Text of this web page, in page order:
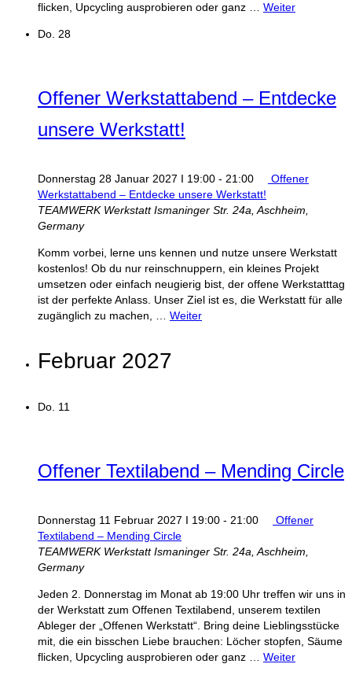
flicken, Upcycling ausprobieren oder ganz … Weiter
Do. 28
Offener Werkstattabend – Entdecke
unsere Werkstatt!
Donnerstag 28 Januar 2027 I 19:00 - 21:00
Offener
Werkstattabend – Entdecke unsere Werkstatt!
TEAMWERK WerkstattIsmaninger Str. 24a, Aschheim,
Germany
Komm vorbei, lerne uns kennen und nutze unsere Werkstatt
kostenlos! Ob du nur reinschnuppern, ein kleines Projekt
umsetzen oder einfach neugierig bist, der offene Werkstatttag
ist der perfekte Anlass. Unser Ziel ist es, die Werkstatt für alle
zugänglich zu machen, … Weiter
Februar 2027
Do. 11
Offener Textilabend – Mending Circle
Donnerstag 11 Februar 2027 I 19:00 - 21:00
Offener
Textilabend – Mending Circle
TEAMWERK WerkstattIsmaninger Str. 24a, Aschheim,
Germany
Jeden 2. Donnerstag im Monat ab 19:00 Uhr treffen wir uns in
der Werkstatt zum Offenen Textilabend, unserem textilen
Ableger der „Offenen Werkstatt“. Bring deine Lieblingsstücke
mit, die ein bisschen Liebe brauchen: Löcher stopfen, Säume
flicken, Upcycling ausprobieren oder ganz … Weiter